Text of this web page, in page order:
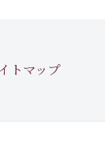
トマップ